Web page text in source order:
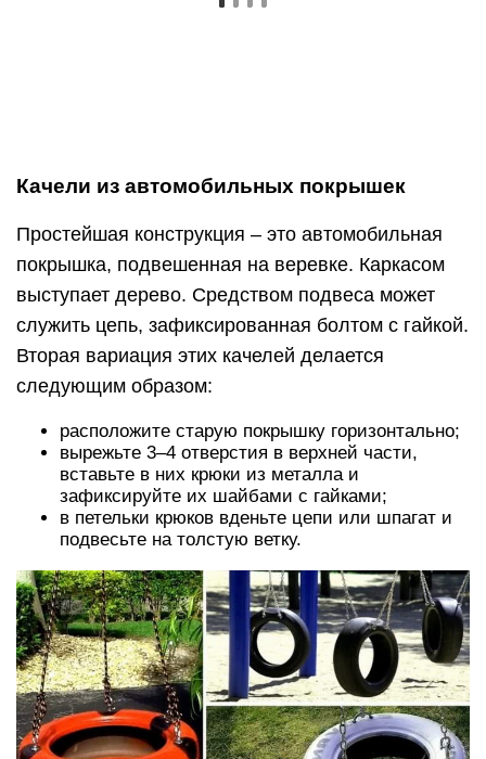
Качели из дерева
Классический и наипростейший вариант – это
качели из доски на веревках. Хватит четырех
дырок по краям и вдетого в них шпагата. А также
в качестве сиденья можно использовать
деревянную решетку, спил бревна, старый стул
без ножек.